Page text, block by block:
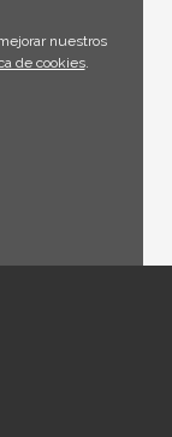
nuestros
de cookies.